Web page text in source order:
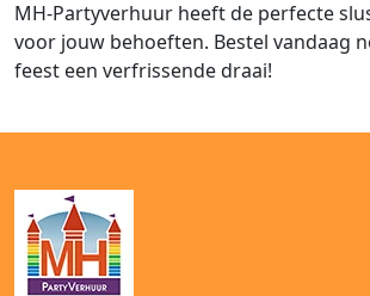
MH-Partyverhuur heeft de perfecte
voor jouw behoeften. Bestel vandaag
feest een verfrissende draai!